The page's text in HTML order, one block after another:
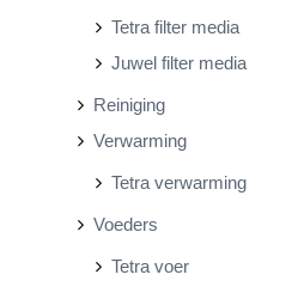
Tetra filter media
Juwel filter media
Reiniging
Verwarming
Tetra verwarming
Voeders
Tetra voer